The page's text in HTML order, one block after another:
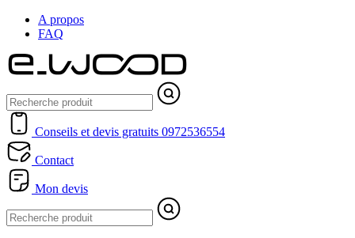
A propos
FAQ
Conseils et devis gratuits 0972536554
Contact
Mon devis